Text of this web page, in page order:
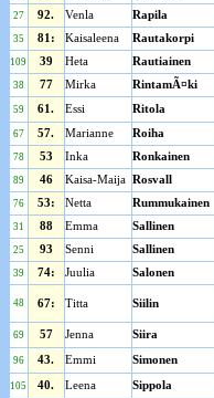
27 92. Venla Rapila
35 81: Kaisaleena Rautakorpi
109 39 Heta Rautiainen
38 77 Mirka RintamÃ¤ki
59 61. Essi Ritola
67 57. Marianne Roiha
78 53 Inka Ronkainen
89 46 Kaisa-Maija Rosvall
76 53: Netta Rummukainen
31 88 Emma Sallinen
25 93 Senni Sallinen
39 74: Juulia Salonen
48 67: Titta Siilin
69 57 Jenna Siira
96 43. Emmi Simonen
105 40. Leena Sippola